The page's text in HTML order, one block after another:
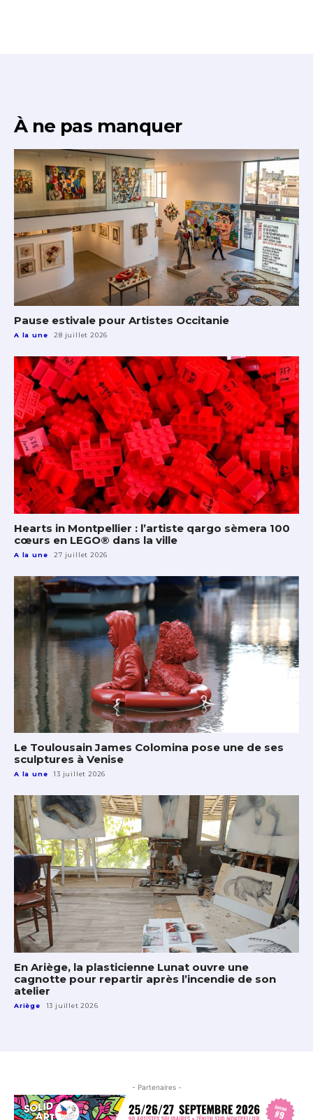
À ne pas manquer
Pause estivale pour Artistes Occitanie
A la une 28 juillet 2026
Hearts in Montpellier : l’artiste qargo sèmera 100
cœurs en LEGO® dans la ville
A la une 27 juillet 2026
Le Toulousain James Colomina pose une de ses
sculptures à Venise
A la une 13 juillet 2026
En Ariège, la plasticienne Lunat ouvre une
cagnotte pour repartir après l’incendie de son
atelier
Ariège 13 juillet 2026
- Partenaires -